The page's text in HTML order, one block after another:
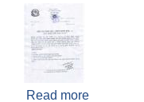
Read more